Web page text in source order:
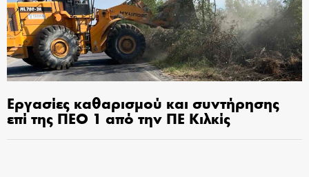
Εργασίες καθαρισμού και συντήρησης
επί της ΠΕΟ 1 από την ΠΕ Κιλκίς